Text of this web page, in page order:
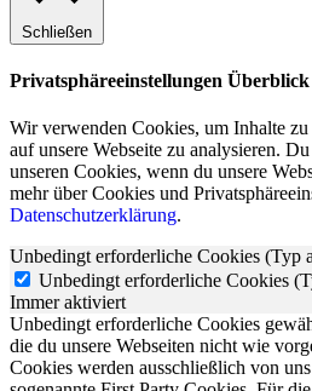
Schließen
Privatsphäreeinstellungen Überblick
Wir verwenden Cookies, um Inhalte
auf unsere Webseite zu analysieren.
unseren Cookies, wenn du unsere
mehr über Cookies und
Datenschutzerklärung.
Unbedingt erforderliche Cookies (Typ
Unbedingt erforderliche Cookies
Immer aktiviert
Unbedingt erforderliche Cookies
die du unsere Webseiten nicht wie
Cookies werden ausschließlich von